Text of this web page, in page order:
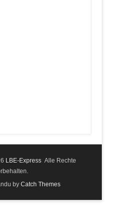
LBE-Express Alle Rechte
by Catch Themes